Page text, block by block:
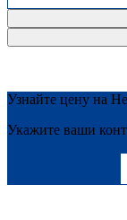
Узнайте цену на
Укажите ваши